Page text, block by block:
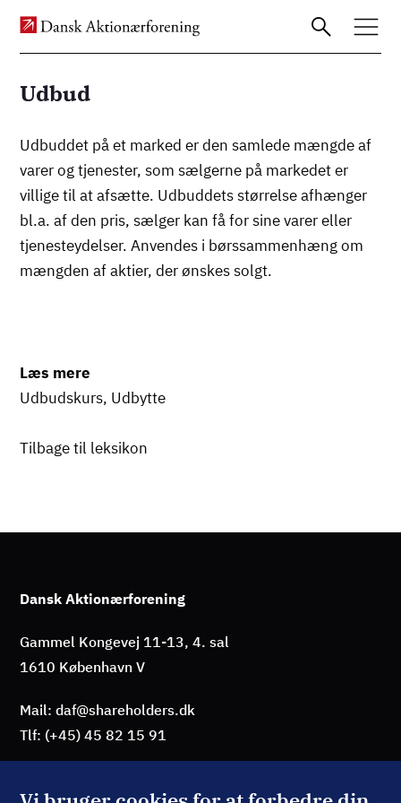
til
hovedindhold
Udbud
Udbuddet på et marked er den samlede mængde af
varer og tjenester, som sælgerne på markedet er
villige til at afsætte. Udbuddets størrelse afhænger
bl.a. af den pris, sælger kan få for sine varer eller
tjenesteydelser. Anvendes i børssammenhæng om
mængden af aktier, der ønskes solgt.
Læs mere
Udbudskurs, Udbytte
Tilbage til leksikon
Dansk Aktionærforening
Gammel Kongevej 11-13, 4. sal
1610 København V
Mail: daf@shareholders.dk
Tlf: (+45) 45 82 15 91